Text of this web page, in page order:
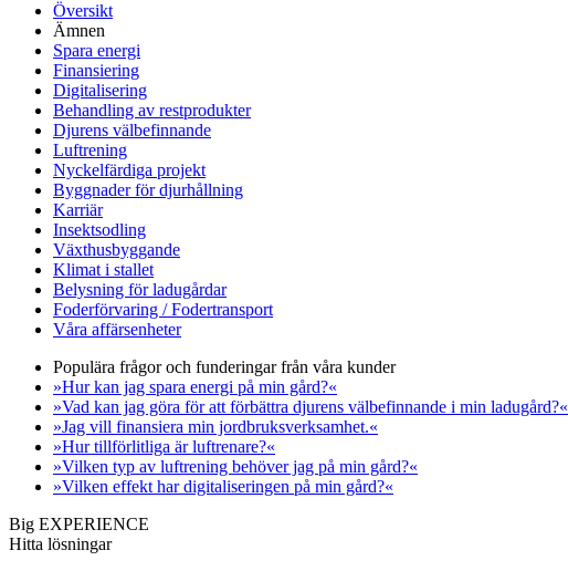
Översikt
Ämnen
Spara energi
Finansiering
Digitalisering
Behandling av restprodukter
Djurens välbefinnande
Luftrening
Nyckelfärdiga projekt
Byggnader för djurhållning
Karriär
Insektsodling
Växthusbyggande
Klimat i stallet
Belysning för ladugårdar
Foderförvaring / Fodertransport
Våra affärsenheter
Populära frågor och funderingar från våra kunder
»Hur kan jag spara energi på min gård?«
»Vad kan jag göra för att förbättra djurens välbefinnande i min ladugård?«
»Jag vill finansiera min jordbruksverksamhet.«
»Hur tillförlitliga är luftrenare?«
»Vilken typ av luftrening behöver jag på min gård?«
»Vilken effekt har digitaliseringen på min gård?«
Big EXPERIENCE
Hitta lösningar